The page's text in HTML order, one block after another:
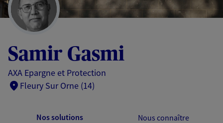
page
Samir Gasmi
AXA Epargne et Protection
Fleury Sur Orne (14)
Nos solutions Nous connaître